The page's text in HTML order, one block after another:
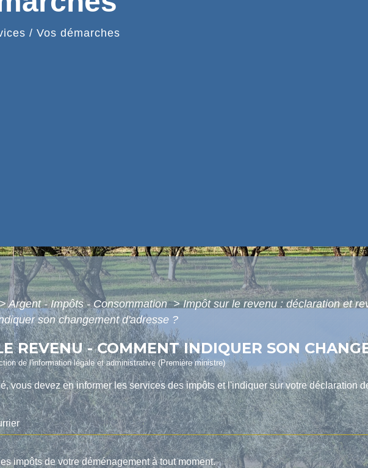
/ Vos démarches
Argent - Impôts - Consommation> Impôt sur le revenu : déclaration et
son changement d'adresse ?
REVENU - COMMENT INDIQUER SON
de l'information légale et administrative (Première ministre)
vous devez en informer les services des impôts et l'indiquer sur votre déclaration
impôts de votre déménagement à tout moment.